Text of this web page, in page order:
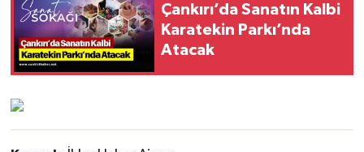
Çankırı’da Sanatın Kalbi
Karatekin Parkı’nda
Atacak